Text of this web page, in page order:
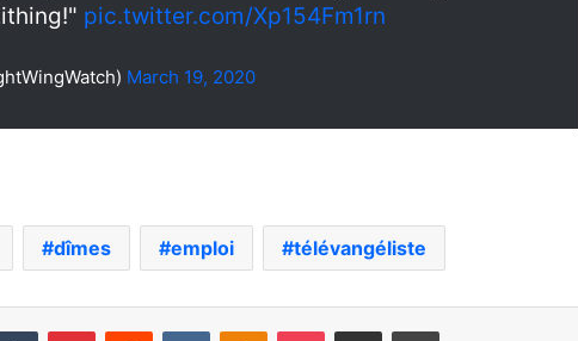
pic.twitter.com/Xp154Fm1rn
March 19, 2020
dîmes emploi télévangéliste
Tumblr PinterestReddit VKontakteOdnoklassniki
Pocket Partager par email Imprimer